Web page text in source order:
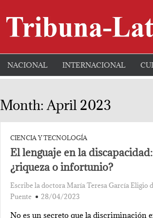
NACIONAL INTERNACIONAL
Month:April 2023
CIENCIA Y TECNOLOGÍA
El lenguaje en la discapacidad:
¿riqueza o infortunio?
Escribe la doctora María Teresa García Eligio
Puente
28/04/2023
No es un secreto que la discriminación